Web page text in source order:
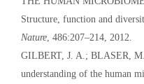
Structure, function and
Nature, 486:207–214, 2012.
GILBERT, J. A.; BLASER,
understanding of the human